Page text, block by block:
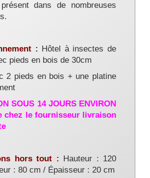
dans de nombreuses
: Hôtel à insectes de
pieds en bois de 30cm
2 pieds en bois + une platine
SOUS 14 JOURS ENVIRON
chez le fournisseur livraison
hors tout : Hauteur : 120
: 80 cm / Épaisseur : 20 cm